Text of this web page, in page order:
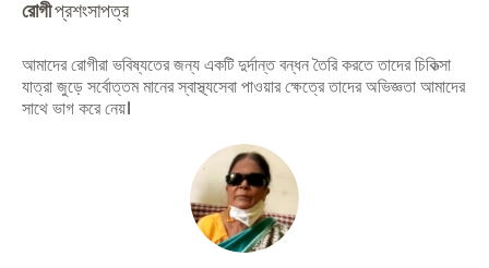
রোগীপ্রশংসাপত্র
আমাদের রোগীরা ভবিষ্যতের জন্য একটি দুর্দান্ত বন্ধন তৈরি করতে তাদের চিকিত্সা
যাত্রা জুড়ে সর্বোত্তম মানের স্বাস্থ্যসেবা পাওয়ার ক্ষেত্রে তাদের অভিজ্ঞতা আমাদের
সাথে ভাগ করে নেয়।